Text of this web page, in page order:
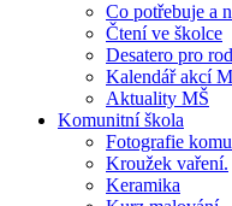
Co potřebuje a
Čtení ve školce
Desatero pro
Kalendář akcí
Aktuality MŠ
Komunitní škola
Fotografie
Kroužek vaření.
Keramika